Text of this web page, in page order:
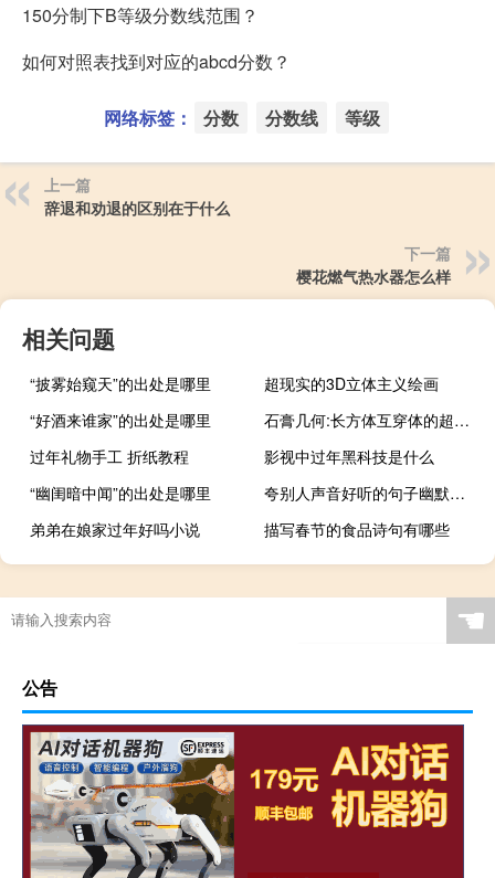
150分制下B等级分数线范围？
如何对照表找到对应的abcd分数？
网络标签： 分数 分数线 等级
上一篇
辞退和劝退的区别在于什么
下一篇
樱花燃气热水器怎么样
相关问题
“披雾始窥天”的出处是哪里
超现实的3D立体主义绘画
“好酒来谁家”的出处是哪里
石膏几何:长方体互穿体的超高清图片
过年礼物手工 折纸教程
影视中过年黑科技是什么
“幽闺暗中闻”的出处是哪里
夸别人声音好听的句子幽默（夸别人声音好听的句子）
弟弟在娘家过年好吗小说
描写春节的食品诗句有哪些
☚
公告